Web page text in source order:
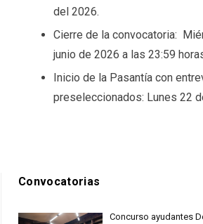
del 2026.
Cierre de la convocatoria:
junio de 2026 a las 23:59
Inicio de la Pasantía con
preseleccionados: Lunes 22
Convocatorias
Concurso ayudantes